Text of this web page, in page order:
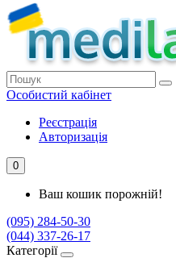
Особистий кабінет
Реєстрація
Авторизація
0
Ваш кошик порожній!
(095) 284-50-30
(044) 337-26-17
Категорії